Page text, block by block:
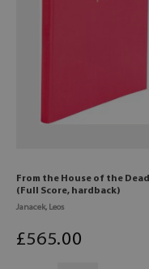
From the House of the Dead
(Full Score, hardback)
Janacek, Leos
£565.00